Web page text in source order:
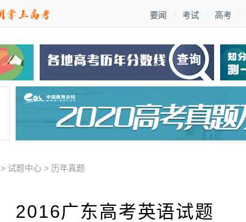
要闻 考试 高考
>试题中心 > 历年真题
2016广东高考英语试题